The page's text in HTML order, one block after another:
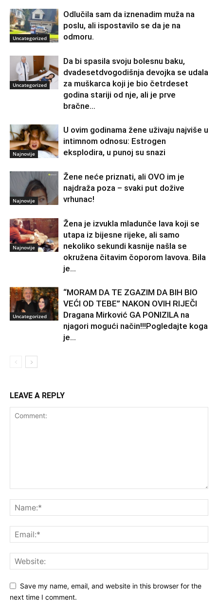
Uncategorized
Odlučila sam da iznenadim muža na
poslu, ali ispostavilo se da je na
odmoru.
Uncategorized
Da bi spasila svoju bolesnu baku,
dvadesetdvogodišnja devojka se udala
za muškarca koji je bio četrdeset
godina stariji od nje, ali je prve
bračne...
Najnovije
U ovim godinama žene uživaju najviše u
intimnom odnosu: Estrogen
eksplodira, u punoj su snazi
Najnovije
Žene neće priznati, ali OVO im je
najdraža poza – svaki put dožive
vrhunac!
Najnovije
Žena je izvukla mladunče lava koji se
utapa iz bijesne rijeke, ali samo
nekoliko sekundi kasnije našla se
okružena čitavim čoporom lavova. Bila
je...
Uncategorized
“MORAM DA TE ZGAZIM DA BIH BIO
VEĆI OD TEBE” NAKON OVIH RIJEČI
Dragana Mirković GA PONIZILA na
njagori mogući način!!!Pogledajte koga
je...
LEAVE A REPLY
Save my name, email, and website in this browser for the
next time I comment.